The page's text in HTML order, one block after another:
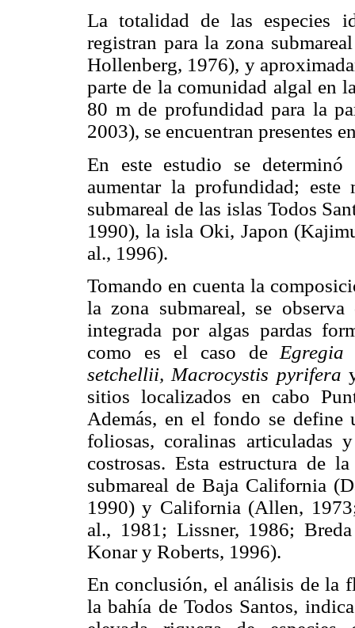
La totalidad de las especies
registran para la zona
Hollenberg, 1976), y
parte de la comunidad algal en
80 m de profundidad para la
2003), se encuentran presentes
En este estudio se
aumentar la profundidad;
submareal de las islas Todos
1990), la isla Oki, Japon
al., 1996).
Tomando en cuenta la
la zona submareal, se
integrada por algas pardas
como es el caso de
setchellii, Macrocystis pyrifera
sitios localizados en cabo
Además, en el fondo se define
foliosas, coralinas articuladas
costrosas. Esta estructura de
submareal de Baja California
1990) y California (Allen,
al., 1981; Lissner, 1986;
Konar y Roberts, 1996).
En conclusión, el análisis de la
la bahía de Todos Santos,